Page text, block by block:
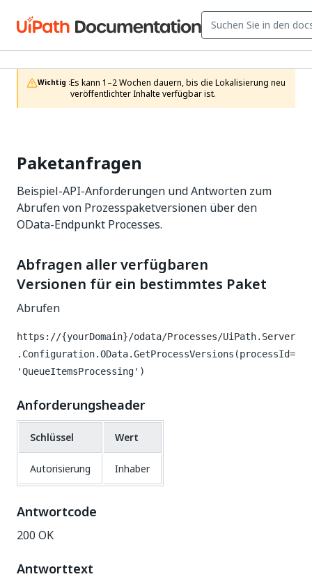
Wichtig :Es kann 1–2 Wochen dauern, bis die Lokalisierung neu
veröffentlichter Inhalte verfügbar ist.
Paketanfragen
Beispiel-API-Anforderungen und Antworten zum
Abrufen von Prozesspaketversionen über den
OData-Endpunkt Processes.
Abfragen aller verfügbaren
Versionen für ein bestimmtes Paket
Abrufen
https://{yourDomain}/odata/Processes/UiPath.Server
.Configuration.OData.GetProcessVersions(processId=
'QueueItemsProcessing')
Anforderungsheader
Schlüssel Wert
Autorisierung Inhaber
Antwortcode
200 OK
Antworttext